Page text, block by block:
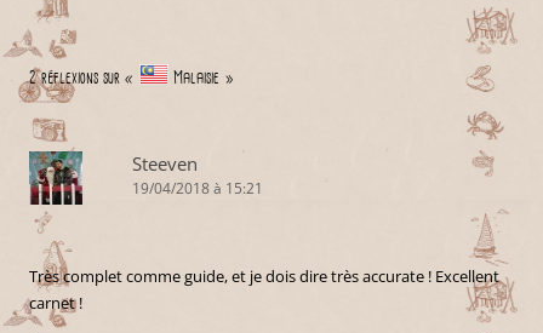
2 réflexions sur « Malaisie »
Steeven
19/04/2018 à 15:21
Très complet comme guide, et je dois dire très accurate ! Excellent
carnet !